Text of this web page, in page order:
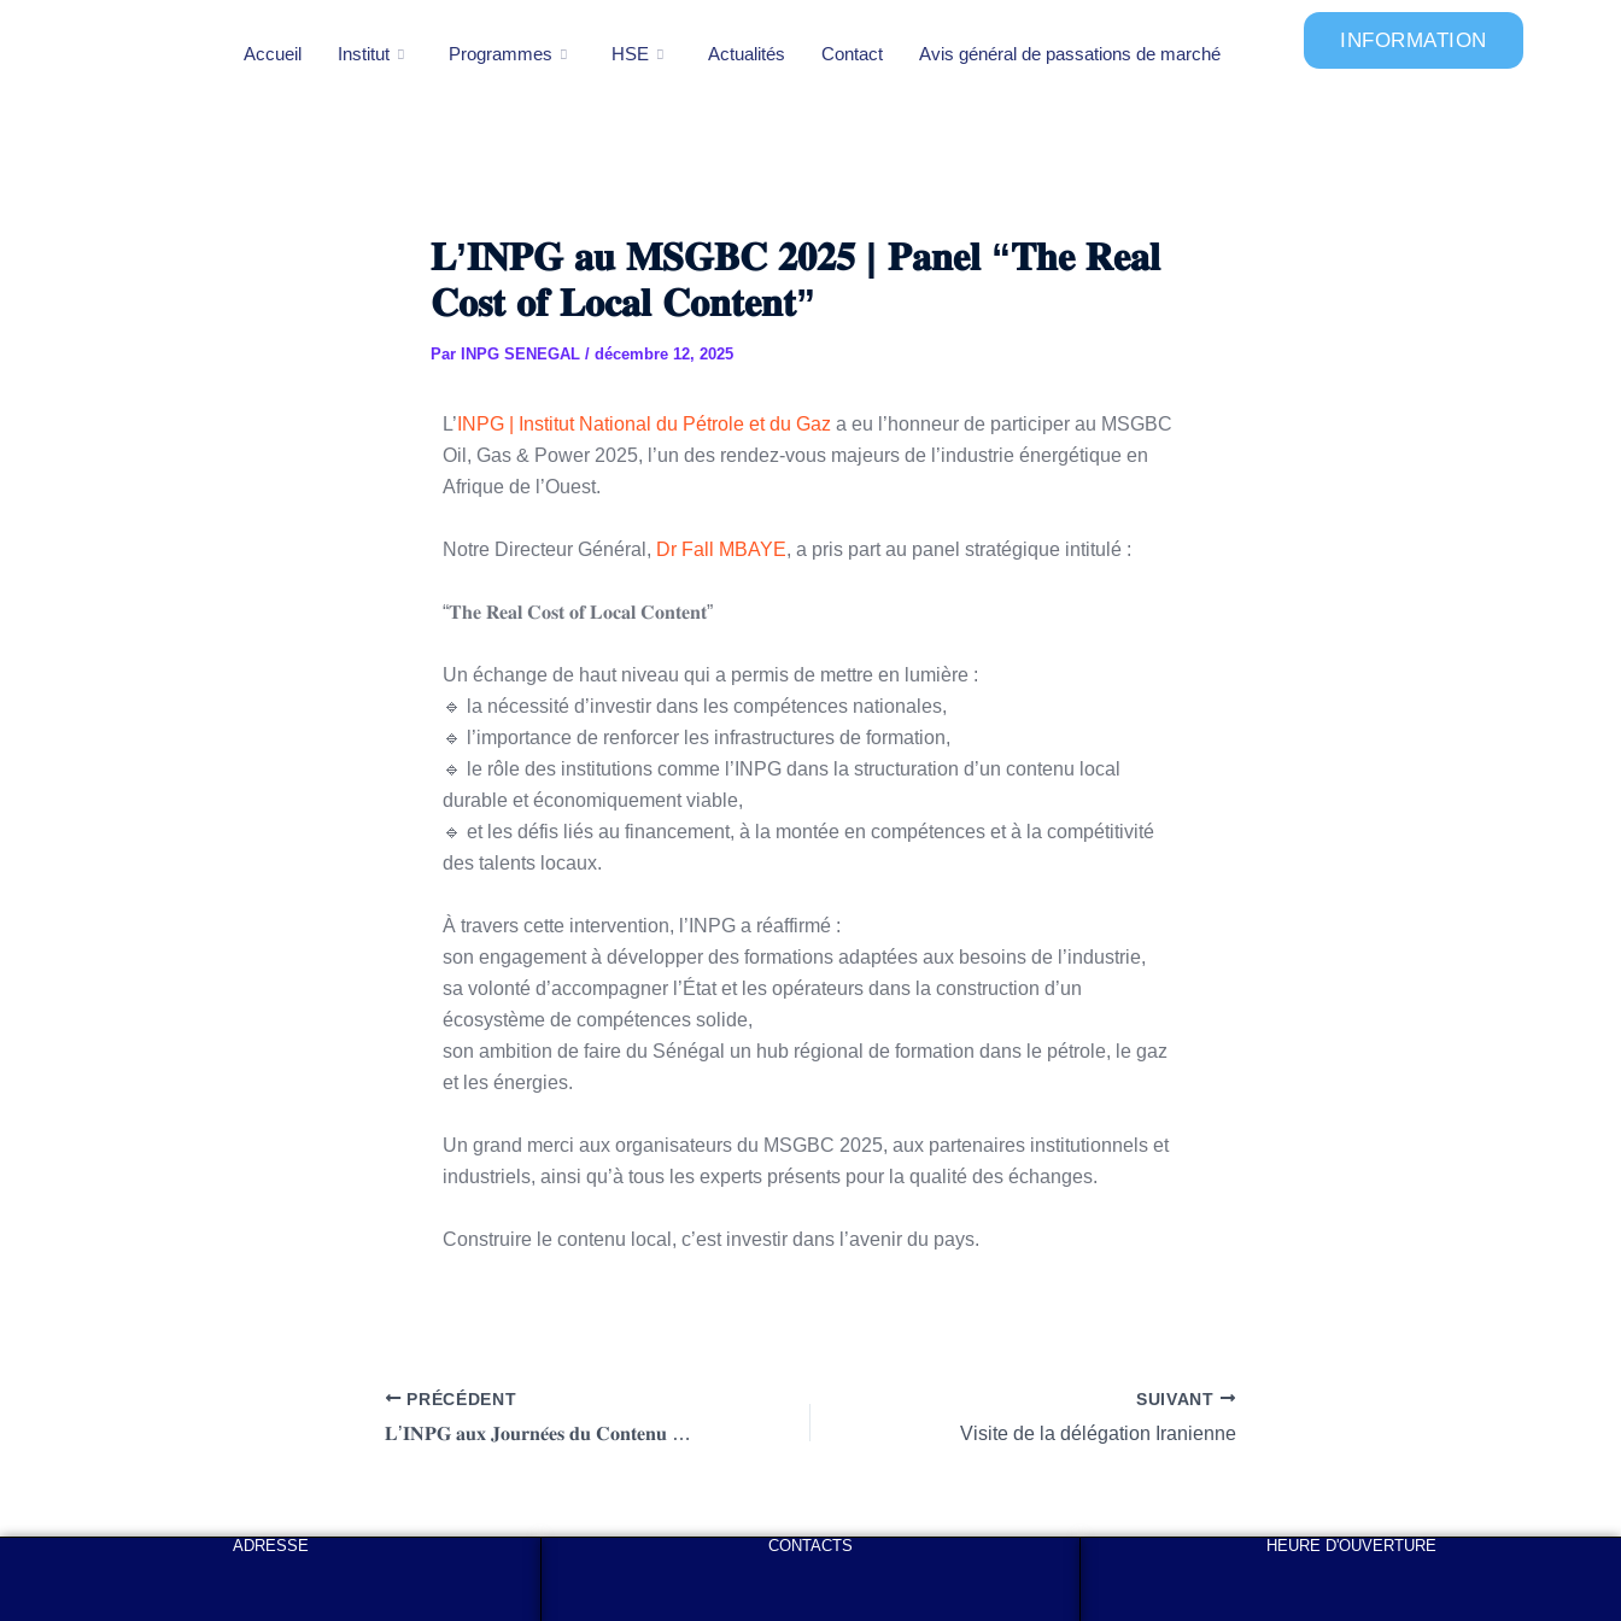
Accueil Institut Programmes HSE Actualités Contact Avis général de passations de marché
INFORMATION
𝐋’𝐈𝐍𝐏𝐆 𝐚𝐮 𝐌𝐒𝐆𝐁𝐂 𝟐𝟎𝟐𝟓 | 𝐏𝐚𝐧𝐞𝐥 “𝐓𝐡𝐞 𝐑𝐞𝐚𝐥
𝐂𝐨𝐬𝐭 𝐨𝐟 𝐋𝐨𝐜𝐚𝐥 𝐂𝐨𝐧𝐭𝐞𝐧𝐭”
Par INPG SENEGAL / décembre 12, 2025
L’ INPG | Institut National du Pétrole et du Gaz a eu l’honneur de participer au MSGBC
Oil, Gas & Power 2025, l’un des rendez-vous majeurs de l’industrie énergétique en
Afrique de l’Ouest.
Notre Directeur Général, Dr Fall MBAYE, a pris part au panel stratégique intitulé :
“𝐓𝐡𝐞 𝐑𝐞𝐚𝐥 𝐂𝐨𝐬𝐭 𝐨𝐟 𝐋𝐨𝐜𝐚𝐥 𝐂𝐨𝐧𝐭𝐞𝐧𝐭”
Un échange de haut niveau qui a permis de mettre en lumière :
🔹 la nécessité d’investir dans les compétences nationales,
🔹 l’importance de renforcer les infrastructures de formation,
🔹 le rôle des institutions comme l’INPG dans la structuration d’un contenu local
durable et économiquement viable,
🔹 et les défis liés au financement, à la montée en compétences et à la compétitivité
des talents locaux.
À travers cette intervention, l’INPG a réaffirmé :
son engagement à développer des formations adaptées aux besoins de l’industrie,
sa volonté d’accompagner l’État et les opérateurs dans la construction d’un
écosystème de compétences solide,
son ambition de faire du Sénégal un hub régional de formation dans le pétrole, le gaz
et les énergies.
Un grand merci aux organisateurs du MSGBC 2025, aux partenaires institutionnels et
industriels, ainsi qu’à tous les experts présents pour la qualité des échanges.
Construire le contenu local, c’est investir dans l’avenir du pays.
PRÉCÉDENT
𝐋’𝐈𝐍𝐏𝐆 𝐚𝐮𝐱 𝐉𝐨𝐮𝐫𝐧𝐞́𝐞𝐬 𝐝𝐮 𝐂𝐨𝐧𝐭𝐞𝐧𝐮 𝐋𝐨𝐜𝐚𝐥 𝟐𝟎𝟐𝟓
SUIVANT
Visite de la délégation Iranienne
ADRESSE CONTACTS HEURE D'OUVERTURE